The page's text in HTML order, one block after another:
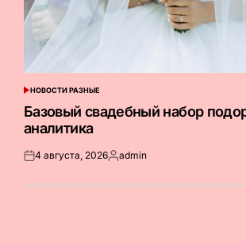
ОПУБЛИКОВАНО
В
НОВОСТИ РАЗНЫЕ
Базовый свадебный набор
аналитика
Опубликовано
4 августа, 2026Запись
admin